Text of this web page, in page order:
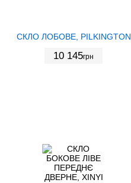
СКЛО ЛОБОВЕ, PILKINGTON
10 145грн